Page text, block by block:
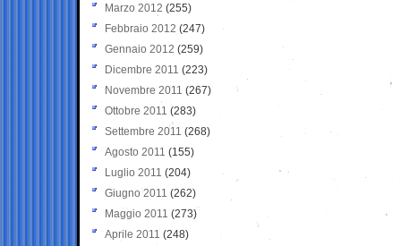
Marzo 2012 (255)
Febbraio 2012 (247)
Gennaio 2012 (259)
Dicembre 2011 (223)
Novembre 2011 (267)
Ottobre 2011 (283)
Settembre 2011 (268)
Agosto 2011 (155)
Luglio 2011 (204)
Giugno 2011 (262)
Maggio 2011 (273)
Aprile 2011 (248)